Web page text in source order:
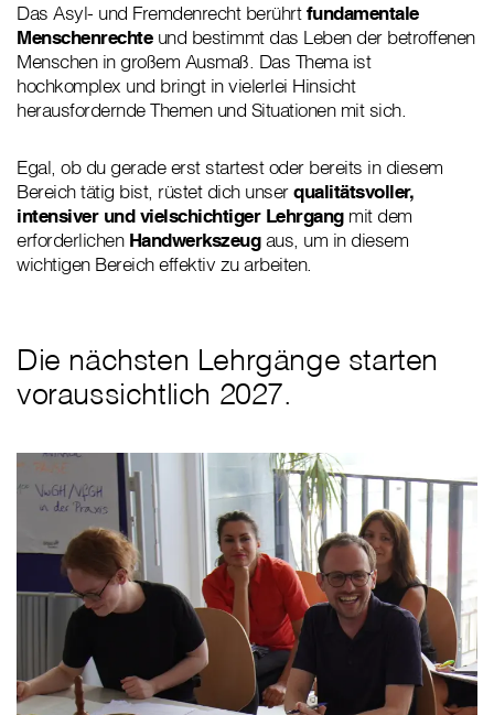
Das Asyl- und Fremdenrecht berührtfundamentale
Menschenrechteund bestimmt das Leben der betroffenen
Menschen in großem Ausmaß. Das Thema ist
hochkomplex und bringt in vielerlei Hinsicht
herausfordernde Themen und Situationen mit sich.
Egal, ob du gerade erst startest oder bereits in diesem
Bereich tätig bist, rüstet dich unserqualitätsvoller,
intensiver und vielschichtiger Lehrgangmit dem
erforderlichen Handwerkszeugaus, um in diesem
wichtigen Bereich effektiv zu arbeiten.
Die nächsten Lehrgänge starten
voraussichtlich 2027.